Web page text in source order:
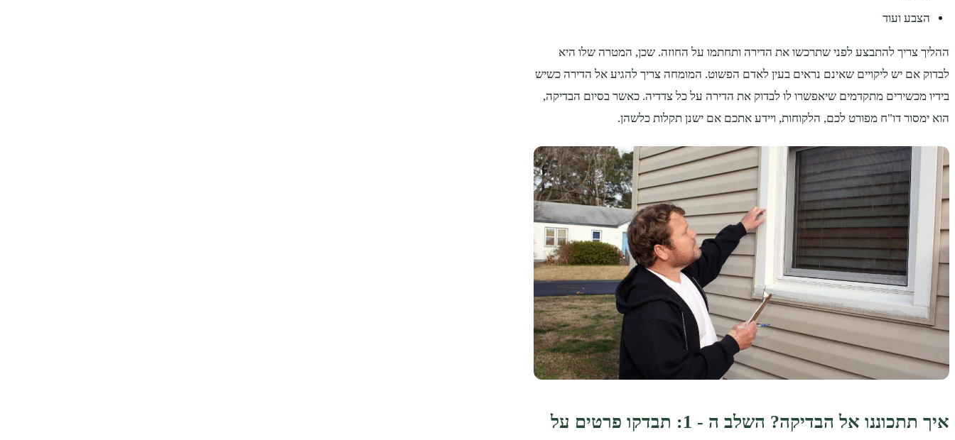
הצבע ועוד
ההליך צריך להתבצע לפני שתרכשו את הדירה ותחתמו על החוזה. שכן, המטרה שלו היא
לבדוק אם יש ליקויים שאינם נראים בעין לאדם הפשוט. המומחה צריך להגיע אל הדירה כשיש
בידיו מכשירים מתקדמים שיאפשרו לו לבדוק את הדירה על כל צדדיה. כאשר בסיום הבדיקה,
הוא ימסור דו"ח מפורט לכם, הלקוחות, ויידע אתכם אם ישנן תקלות כלשהן.
איך תתכוננו אל הבדיקה? השלב ה - 1: תבדקו פרטים על